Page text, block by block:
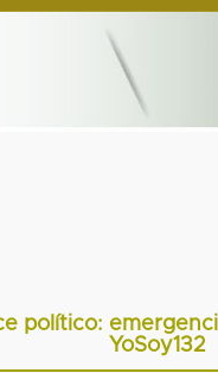
político:
YoSoy132